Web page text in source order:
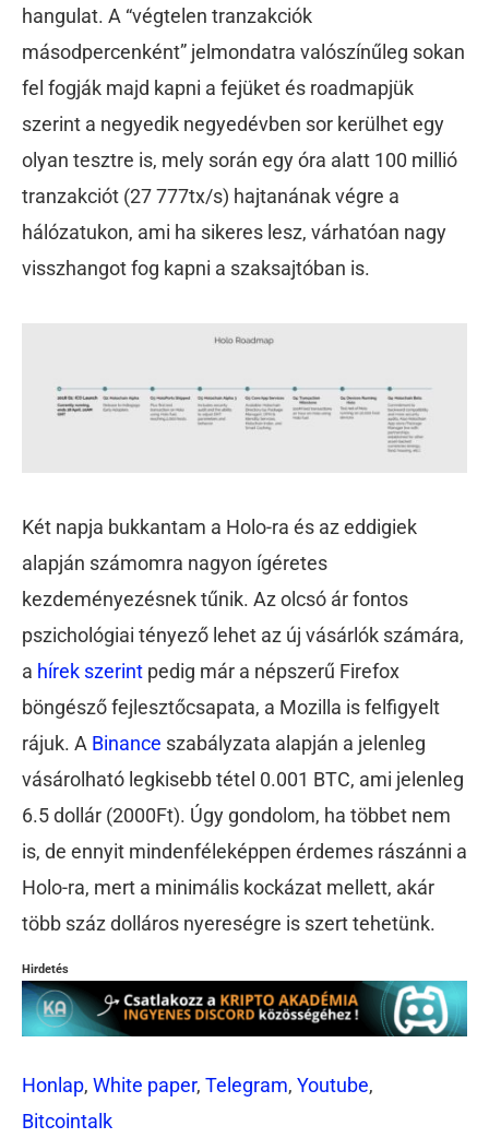
hangulat. A “végtelen tranzakciók
másodpercenként” jelmondatra valószínűleg sokan
fel fogják majd kapni a fejüket és roadmapjük
szerint a negyedik negyedévben sor kerülhet egy
olyan tesztre is, mely során egy óra alatt 100 millió
tranzakciót (27 777tx/s) hajtanának végre a
hálózatukon, ami ha sikeres lesz, várhatóan nagy
visszhangot fog kapni a szaksajtóban is.
Két napja bukkantam a Holo-ra és az eddigiek
alapján számomra nagyon ígéretes
kezdeményezésnek tűnik. Az olcsó ár fontos
pszichológiai tényező lehet az új vásárlók számára,
a hírek szerint pedig már a népszerű Firefox
böngésző fejlesztőcsapata, a Mozilla is felfigyelt
rájuk. A Binance szabályzata alapján a jelenleg
vásárolható legkisebb tétel 0.001 BTC, ami jelenleg
6.5 dollár (2000Ft). Úgy gondolom, ha többet nem
is, de ennyit mindenféleképpen érdemes rászánni a
Holo-ra, mert a minimális kockázat mellett, akár
több száz dolláros nyereségre is szert tehetünk.
Hirdetés
Honlap, White paper, Telegram, Youtube,
Bitcointalk